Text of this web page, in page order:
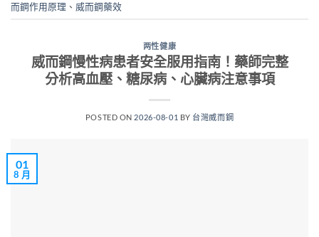
而鋼作用原理 、 威而鋼藥效
两性健康
威而鋼慢性病患者安全服用指南！藥師完整
分析高血壓、糖尿病、心臟病注意事項
POSTED ON 2026-08-01 BY 台灣威而鋼
01
8 月